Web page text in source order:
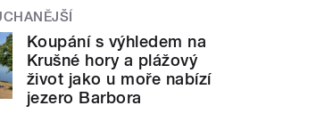
Koupání s výhledem na
Krušné hory a plážový
život jako u moře nabízí
jezero Barbora